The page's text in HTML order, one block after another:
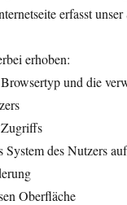
erfasst
erhoben:
und die
System des Nutzers
Oberfläche